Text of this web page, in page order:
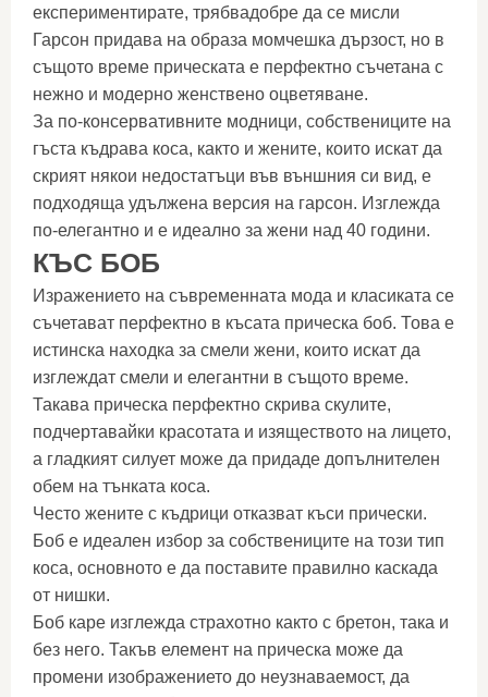
експериментирате, трябвадобре да се мисли
Гарсон придава на образа момчешка дързост, но в
същото време прическата е перфектно съчетана с
нежно и модерно женствено оцветяване.
За по-консервативните модници, собствениците на
гъста къдрава коса, както и жените, които искат да
скрият някои недостатъци във външния си вид, е
подходяща удължена версия на гарсон. Изглежда
по-елегантно и е идеално за жени над 40 години.
КЪС БОБ
Изражението на съвременната мода и класиката се
съчетават перфектно в късата прическа боб. Това е
истинска находка за смели жени, които искат да
изглеждат смели и елегантни в същото време.
Такава прическа перфектно скрива скулите,
подчертавайки красотата и изяществото на лицето,
а гладкият силует може да придаде допълнителен
обем на тънката коса.
Често жените с къдрици отказват къси прически.
Боб е идеален избор за собствениците на този тип
коса, основното е да поставите правилно каскада
от нишки.
Боб каре изглежда страхотно както с бретон, така и
без него. Такъв елемент на прическа може да
промени изображението до неузнаваемост, да